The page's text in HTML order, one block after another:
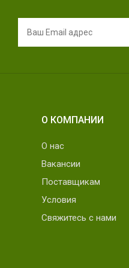
О КОМПАНИИ
О нас
Вакансии
Поставщикам
Условия
Свяжитесь с нами